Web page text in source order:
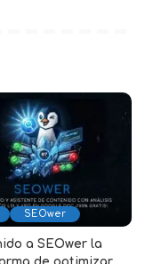
SEOwer
a SEOwer la